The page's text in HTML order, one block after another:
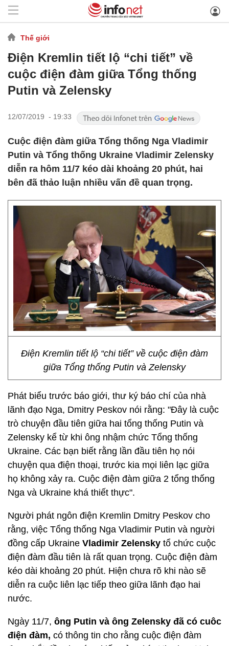
Thế giới
Điện Kremlin tiết lộ “chi tiết” về
cuộc điện đàm giữa Tổng thống
Putin và Zelensky
12/07/2019 - 19:33
Cuộc điện đàm giữa Tổng thống Nga Vladimir
Putin và Tổng thống Ukraine Vladimir Zelensky
diễn ra hôm 11/7 kéo dài khoảng 20 phút, hai
bên đã thảo luận nhiều vấn đề quan trọng.
Điện Kremlin tiết lộ “chi tiết” về cuộc điện đàm
giữa Tổng thống Putin và Zelensky
Phát biểu trước báo giới, thư ký báo chí của nhà
lãnh đạo Nga, Dmitry Peskov nói rằng: "Đây là cuộc
trò chuyện đầu tiên giữa hai tổng thống Putin và
Zelensky kể từ khi ông nhậm chức Tổng thống
Ukraine. Các bạn biết rằng lần đầu tiên họ nói
chuyện qua điện thoại, trước kia mọi liên lạc giữa
họ không xảy ra. Cuộc điện đàm giữa 2 tổng thống
Nga và Ukraine khá thiết thực".
Người phát ngôn điện Kremlin Dmitry Peskov cho
rằng, việc Tổng thống Nga Vladimir Putin và người
đồng cấp Ukraine Vladimir Zelensky tổ chức cuộc
điện đàm đầu tiên là rất quan trọng. Cuộc điện đàm
kéo dài khoảng 20 phút. Hiện chưa rõ khi nào sẽ
diễn ra cuộc liên lạc tiếp theo giữa lãnh đạo hai
nước.
Ngày 11/7, ông Putin và ông Zelensky đã có cuôc
điện đàm, có thông tin cho rằng cuộc điện đàm